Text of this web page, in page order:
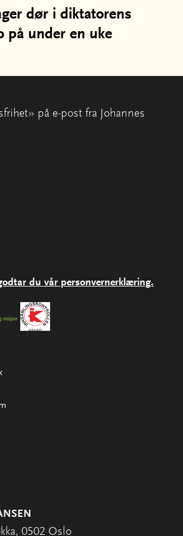
dør i diktatorens
på under en uke
på e-post fra Johannes
du vår personvernerklæring.
0502 Oslo